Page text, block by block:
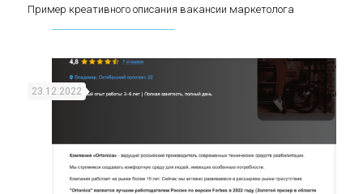
Пример креативного описания вакансии
маркетолога
Пример креативного описания вакансии маркетолога
23.12.2022